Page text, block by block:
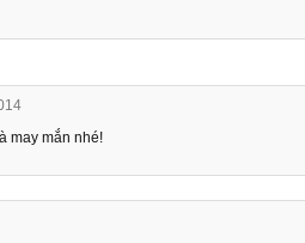
may mắn nhé!